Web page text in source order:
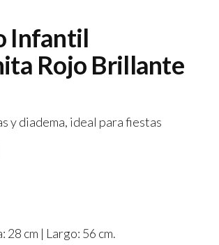
Infantil
Rojo Brillante
y diadema, ideal para fiestas
28 cm | Largo: 56 cm.